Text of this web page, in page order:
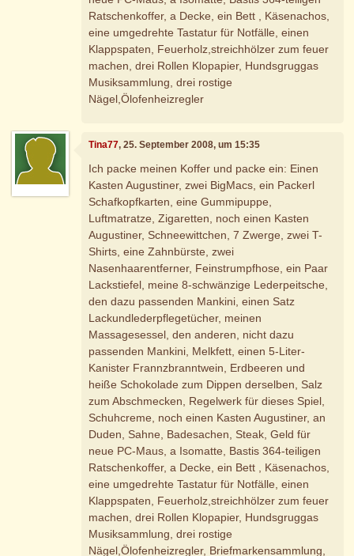
Ratschenkoffer, a Decke, ein Bett , Käsenachos,
eine umgedrehte Tastatur für Notfälle, einen
Klappspaten, Feuerholz,streichhölzer zum feuer
machen, drei Rollen Klopapier, Hundsgruggas
Musiksammlung, drei rostige
Nägel,Ölofenheizregler
Tina77, 25. September 2008, um 15:35
Ich packe meinen Koffer und packe ein: Einen
Kasten Augustiner, zwei BigMacs, ein Packerl
Schafkopfkarten, eine Gummipuppe,
Luftmatratze, Zigaretten, noch einen Kasten
Augustiner, Schneewittchen, 7 Zwerge, zwei T-
Shirts, eine Zahnbürste, zwei
Nasenhaarentferner, Feinstrumpfhose, ein Paar
Lackstiefel, meine 8-schwänzige Lederpeitsche,
den dazu passenden Mankini, einen Satz
Lackundlederpflegetücher, meinen
Massagesessel, den anderen, nicht dazu
passenden Mankini, Melkfett, einen 5-Liter-
Kanister Frannzbranntwein, Erdbeeren und
heiße Schokolade zum Dippen derselben, Salz
zum Abschmecken, Regelwerk für dieses Spiel,
Schuhcreme, noch einen Kasten Augustiner, an
Duden, Sahne, Badesachen, Steak, Geld für
neue PC-Maus, a Isomatte, Bastis 364-teiligen
Ratschenkoffer, a Decke, ein Bett , Käsenachos,
eine umgedrehte Tastatur für Notfälle, einen
Klappspaten, Feuerholz,streichhölzer zum feuer
machen, drei Rollen Klopapier, Hundsgruggas
Musiksammlung, drei rostige
Nägel,Ölofenheizregler, Briefmarkensammlung,